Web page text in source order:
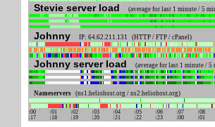
Stevie server load (average for last 1 minute / 5
Johnny IP: 64.62.211.131 (HTTP / FTP / cPanel)
Johnny server load (average for last 1 minute /
Nameservers (ns1.heliohost.org / ns2.heliohost.org)
00 01 02 03 04 05 06 07 08
17
18 19 20 21 22 23 00 01